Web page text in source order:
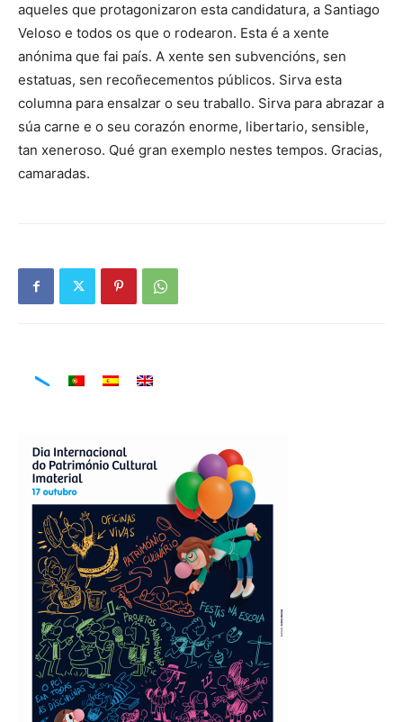
aqueles que protagonizaron esta candidatura, a Santiago
Veloso e todos os que o rodearon. Esta é a xente
anónima que fai país. A xente sen subvencións, sen
estatuas, sen recoñecementos públicos. Sirva esta
columna para ensalzar o seu traballo. Sirva para abrazar a
súa carne e o seu corazón enorme, libertario, sensible,
tan xeneroso. Qué gran exemplo nestes tempos. Gracias,
camaradas.